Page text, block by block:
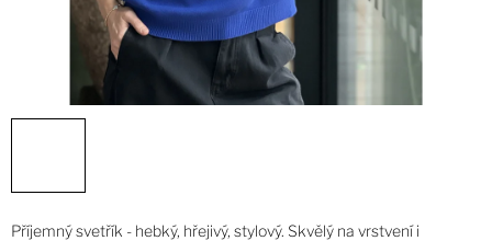
Příjemný svetřík - hebký, hřejivý, stylový. Skvělý na vrstvení i